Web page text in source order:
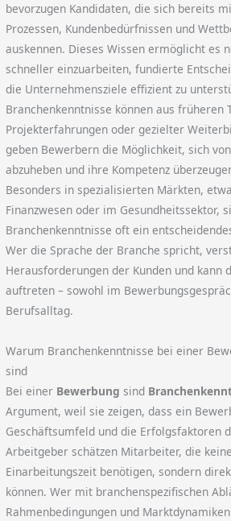
bevorzugen Kandidaten, die sich bereits
Prozessen, Kundenbedürfnissen und
auskennen. Dieses Wissen ermöglicht es
schneller einzuarbeiten, fundierte
die Unternehmensziele effizient zu
Branchenkenntnisse können aus früheren
Projekterfahrungen oder gezielter
geben Bewerbern die Möglichkeit, sich
abzuheben und ihre Kompetenz
Besonders in spezialisierten Märkten,
Finanzwesen oder im Gesundheitssektor,
Branchenkenntnisse oft ein
Wer die Sprache der Branche spricht,
Herausforderungen der Kunden und kann
auftreten – sowohl im
Berufsalltag.
Warum Branchenkenntnisse bei einer
sind
Bei einer Bewerbung sind
Argument, weil sie zeigen, dass ein
Geschäftsumfeld und die Erfolgsfaktoren
Arbeitgeber schätzen Mitarbeiter, die
Einarbeitungszeit benötigen, sondern
können. Wer mit branchenspezifischen
Rahmenbedingungen und